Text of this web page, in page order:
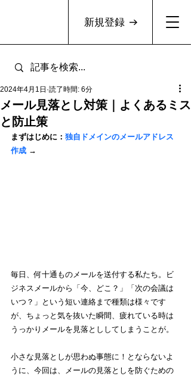
新規登録
メール見落とし対策｜よくあるミス
と防止策
2024年4月1日 読了時間: 6分
まずはじめに： 独自ドメインのメールアドレス
作成 →
毎日、何十通ものメールを送付する私たち。ビ
ジネスメールから「今、どこ？」「次の会議は
いつ？」という短い連絡まで種類は様々です
が、ちょっと気を抜いた瞬間、疲れている時は
うっかりメールを見落とししてしまうことが。
小さな見落としが思わぬ事態に！とならないよ
うに、今回は、メールの見落としを防ぐための